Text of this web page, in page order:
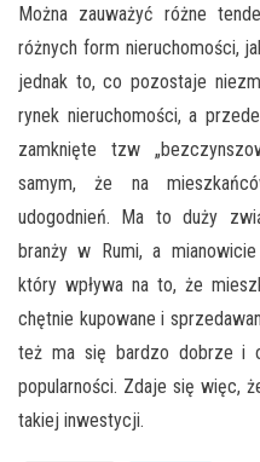
Można zauważyć różne
różnych form nieruchomości,
jednak to, co pozostaje
rynek nieruchomości, a
zamknięte tzw
samym, że na
udogodnień. Ma to duży
branży w Rumi, a
który wpływa na to, że
chętnie kupowane i
też ma się bardzo dobrze i
popularności. Zdaje się więc,
takiej inwestycji.